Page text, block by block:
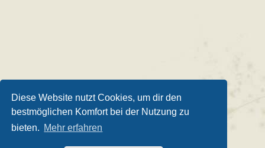
Diese Website nutzt Cookies, um dir den
bestmöglichen Komfort bei der Nutzung zu
bieten. Mehr erfahren